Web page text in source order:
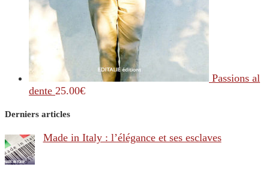
Passions al
dente 25.00€
Derniers articles
Made in Italy : l’élégance et ses esclaves